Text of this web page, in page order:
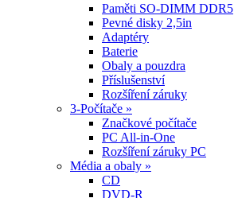
Paměti SO-DIMM DDR5
Pevné disky 2,5in
Adaptéry
Baterie
Obaly a pouzdra
Příslušenství
Rozšíření záruky
3-Počítače »
Značkové počítače
PC All-in-One
Rozšíření záruky PC
Média a obaly »
CD
DVD-R